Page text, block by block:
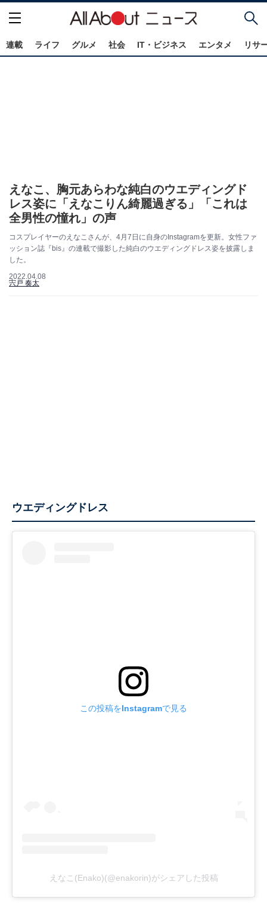
連載 ライフ グルメ 社会 IT・ビジネス エンタメ リサ
えなこ、胸元あらわな純白のウエディングド
レス姿に「えなこりん綺麗過ぎる」「これは
全男性の憧れ」の声
コスプレイヤーのえなこさんが、4月7日に自身のInstagramを更新。女性ファ
ッション誌『bis』の連載で撮影した純白のウエディングドレス姿を披露しま
した。
2022.04.08
宍戸 奏太
ウエディングドレス
この投稿をInstagramで見る
えなこ(Enako)(@enakorin)がシェアした投稿